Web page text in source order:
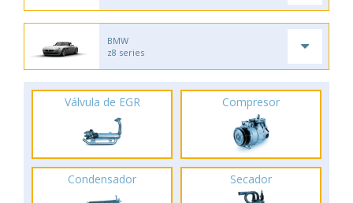
BMW
z8 series
Válvula de EGR Compresor
Condensador Secador